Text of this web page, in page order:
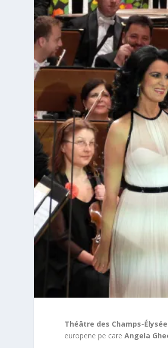
Théâtre des Champs-
europene pe careAngela